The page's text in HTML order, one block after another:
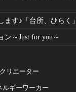
す♪「台所、ひらく」
～Just for you～
リエーター
ルギーワーカー